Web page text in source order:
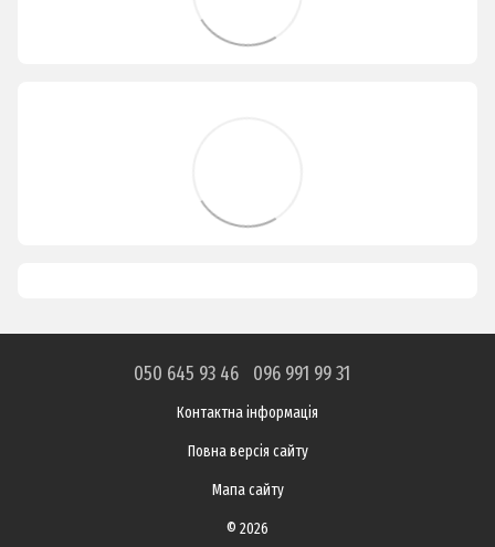
050 645 93 46 096 991 99 31
Контактна інформація
Повна версія сайту
Мапа сайту
© 2026